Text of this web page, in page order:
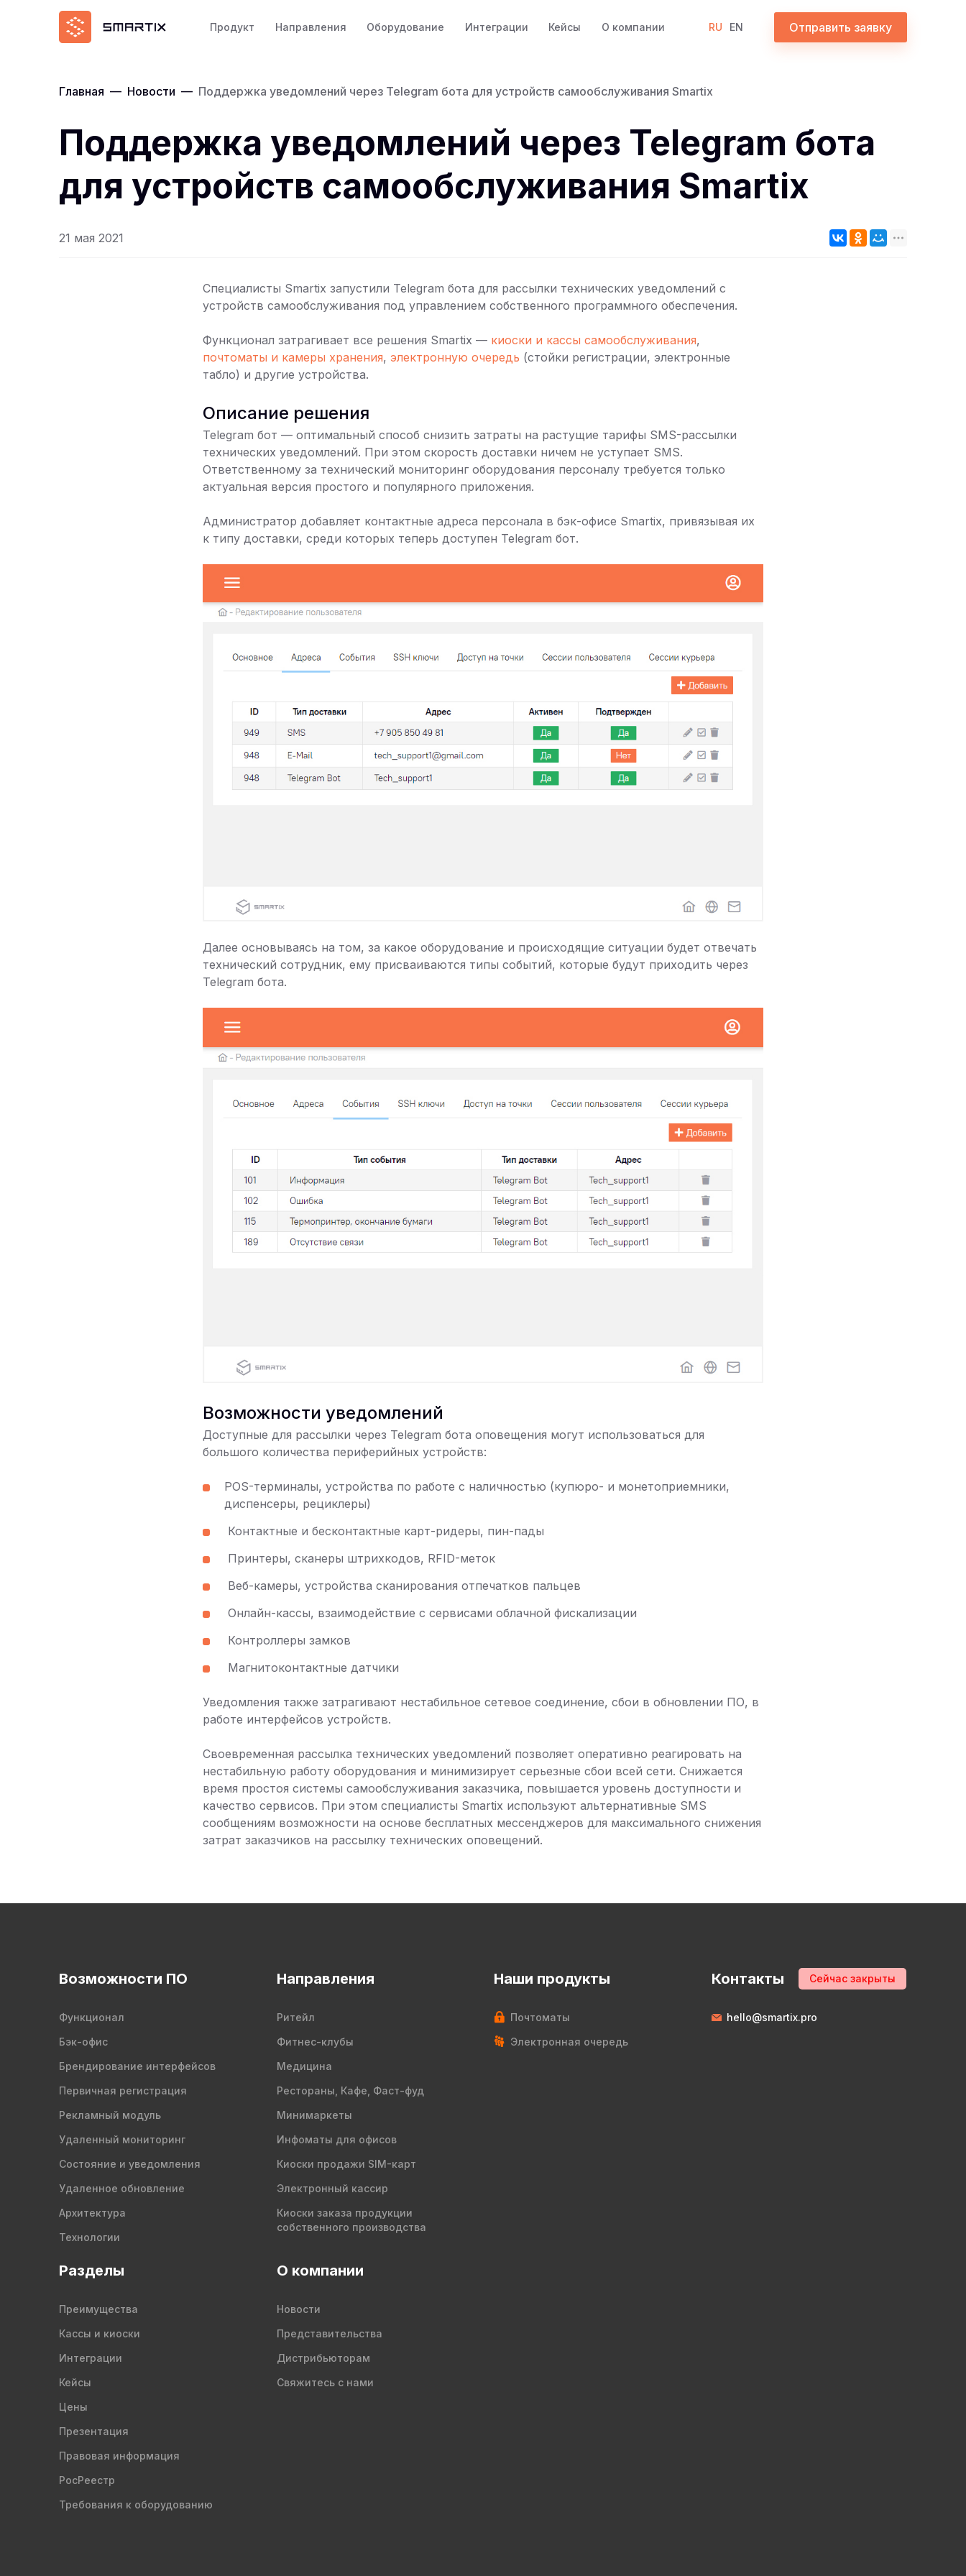
Продукт Направления Оборудование Интеграции Кейсы О компании RU EN Отправить заявку
Главная — Новости — Поддержка уведомлений через Telegram бота для устройств самообслуживания Smartix
Поддержка уведомлений через Telegram бота
для устройств самообслуживания Smartix
21 мая 2021
Специалисты Smartix запустили Telegram бота для рассылки технических уведомлений с
устройств самообслуживания под управлением собственного программного обеспечения.
Функционал затрагивает все решения Smartix — киоски и кассы самообслуживания,
почтоматы и камеры хранения, электронную очередь (стойки регистрации, электронные
табло) и другие устройства.
Описание решения
Telegram бот — оптимальный способ снизить затраты на растущие тарифы SMS-рассылки
технических уведомлений. При этом скорость доставки ничем не уступает SMS.
Ответственному за технический мониторинг оборудования персоналу требуется только
актуальная версия простого и популярного приложения.
Администратор добавляет контактные адреса персонала в бэк-офисе Smartix, привязывая их
к типу доставки, среди которых теперь доступен Telegram бот.
Далее основываясь на том, за какое оборудование и происходящие ситуации будет отвечать
технический сотрудник, ему присваиваются типы событий, которые будут приходить через
Telegram бота.
Возможности уведомлений
Доступные для рассылки через Telegram бота оповещения могут использоваться для
большого количества периферийных устройств:
POS-терминалы, устройства по работе с наличностью (купюро- и монетоприемники,
диспенсеры, рециклеры)
Контактные и бесконтактные карт-ридеры, пин-пады
Принтеры, сканеры штрихкодов, RFID-меток
Веб-камеры, устройства сканирования отпечатков пальцев
Онлайн-кассы, взаимодействие с сервисами облачной фискализации
Контроллеры замков
Магнитоконтактные датчики
Уведомления также затрагивают нестабильное сетевое соединение, сбои в обновлении ПО, в
работе интерфейсов устройств.
Своевременная рассылка технических уведомлений позволяет оперативно реагировать на
нестабильную работу оборудования и минимизирует серьезные сбои всей сети. Снижается
время простоя системы самообслуживания заказчика, повышается уровень доступности и
качество сервисов. При этом специалисты Smartix используют альтернативные SMS
сообщениям возможности на основе бесплатных мессенджеров для максимального снижения
затрат заказчиков на рассылку технических оповещений.
Возможности ПО
Функционал
Бэк-офис
Брендирование интерфейсов
Первичная регистрация
Рекламный модуль
Удаленный мониторинг
Состояние и уведомления
Удаленное обновление
Архитектура
Технологии
Направления
Ритейл
Фитнес-клубы
Медицина
Рестораны, Кафе, Фаст-фуд
Минимаркеты
Инфоматы для офисов
Киоски продажи SIM-карт
Электронный кассир
Киоски заказа продукции
собственного производства
Наши продукты
Почтоматы
Электронная очередь
Контакты Сейчас закрыты
hello@smartix.pro
Разделы
Преимущества
Кассы и киоски
Интеграции
Кейсы
Цены
Презентация
Правовая информация
РосРеестр
Требования к оборудованию
О компании
Новости
Представительства
Дистрибьюторам
Свяжитесь с нами